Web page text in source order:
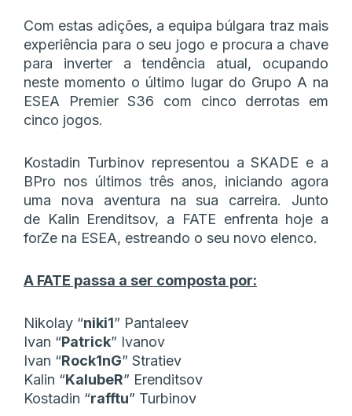
Com estas adições, a equipa búlgara traz mais
experiência para o seu jogo e procura a chave
para inverter a tendência atual, ocupando
neste momento o último lugar do Grupo A na
ESEA Premier S36 com cinco derrotas em
cinco jogos.
Kostadin Turbinov representou a SKADE e a
BPro nos últimos três anos, iniciando agora
uma nova aventura na sua carreira. Junto
de Kalin Erenditsov, a FATE enfrenta hoje a
forZe na ESEA, estreando o seu novo elenco.
A FATE passa a ser composta por:
Nikolay “niki1” Pantaleev
Ivan “Patrick” Ivanov
Ivan “Rock1nG” Stratiev
Kalin “KalubeR” Erenditsov
Kostadin “rafftu” Turbinov